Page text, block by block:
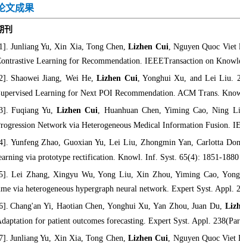
文成果
刊
Junliang Yu, Xin Xia, Tong Chen,Lizhen Cui, Nguyen Quoc Viet
Learning for Recommendation. IEEETransaction on
Shaowei Jiang, Wei He,Lizhen Cui, Yonghui Xu, and Lei Liu.
Learning for Next POI Recommendation. ACM Trans.
Fuqiang Yu,Lizhen Cui, Huanhuan Chen, Yiming Cao, Ning
Network via Heterogeneous Medical Information Fusion.
Yunfeng Zhao, Guoxian Yu, Lei Liu, Zhongmin Yan, Carlotta
via prototype rectification. Knowl. Inf. Syst. 65(4): 1851-1880
Lei Zhang, Xingyu Wu, Yong Liu, Xin Zhou, Yiming Cao,
via heterogeneous hypergraph neural network. Expert Syst. Appl.
Chang'an Yi, Haotian Chen, Yonghui Xu, Yan Zhou, Juan Du,
for patient outcomes forecasting. Expert Syst. Appl.
Junliang Yu, Xin Xia, Tong Chen, Lizhen Cui, Nguyen Quoc Viet